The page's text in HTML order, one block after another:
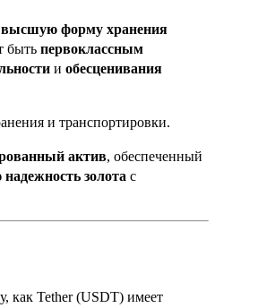
высшую форму хранения
быть первоклассным
и обесценивания
и транспортировки.
актив, обеспеченный
золота с
как Tether (USDT) имеет